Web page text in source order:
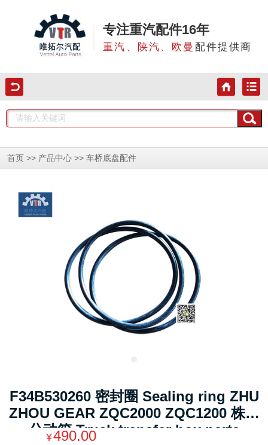
专注重汽配件16年
重汽、陕汽、欧曼 配件提供商
首页 >> 产品中心 >> 车桥底盘配件
F34B530260 密封圈 Sealing ring ZHU
ZHOU GEAR ZQC2000 ZQC1200 株齿
分动箱 Truck transfer box parts
¥490.00